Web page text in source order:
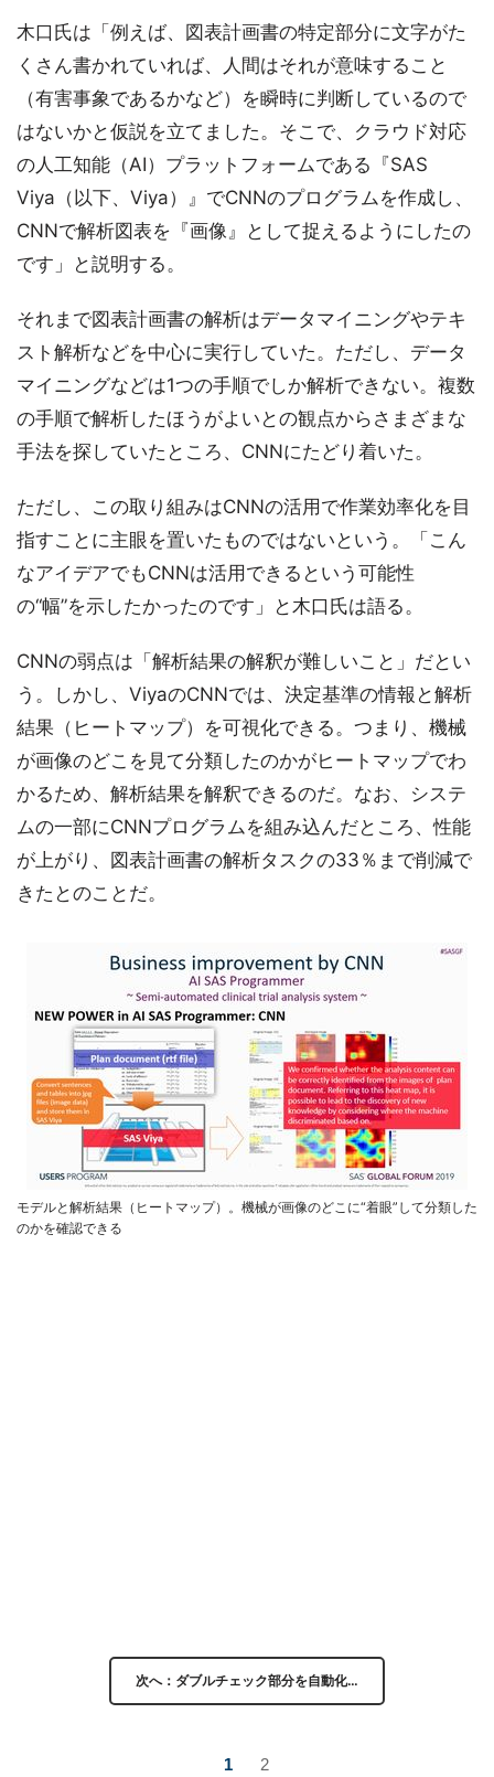
木口氏は「例えば、図表計画書の特定部分に文字がた
くさん書かれていれば、人間はそれが意味すること
（有害事象であるかなど）を瞬時に判断しているので
はないかと仮説を立てました。そこで、クラウド対応
の人工知能（AI）プラットフォームである『SAS
Viya（以下、Viya）』でCNNのプログラムを作成し、
CNNで解析図表を『画像』として捉えるようにしたの
です」と説明する。
それまで図表計画書の解析はデータマイニングやテキ
スト解析などを中心に実行していた。ただし、データ
マイニングなどは1つの手順でしか解析できない。複数
の手順で解析したほうがよいとの観点からさまざまな
手法を探していたところ、CNNにたどり着いた。
ただし、この取り組みはCNNの活用で作業効率化を目
指すことに主眼を置いたものではないという。「こん
なアイデアでもCNNは活用できるという可能性
の“幅”を示したかったのです」と木口氏は語る。
CNNの弱点は「解析結果の解釈が難しいこと」だとい
う。しかし、ViyaのCNNでは、決定基準の情報と解析
結果（ヒートマップ）を可視化できる。つまり、機械
が画像のどこを見て分類したのかがヒートマップでわ
かるため、解析結果を解釈できるのだ。なお、システ
ムの一部にCNNプログラムを組み込んだところ、性能
が上がり、図表計画書の解析タスクの33％まで削減で
きたとのことだ。
モデルと解析結果（ヒートマップ）。機械が画像のどこに“着眼”して分類した
のかを確認できる
次へ：ダブルチェック部分を自動化…
1 2